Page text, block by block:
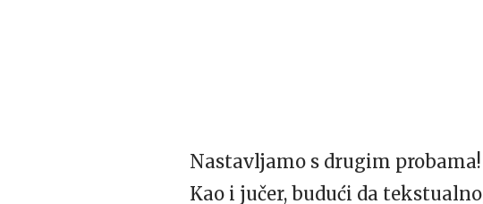
Nastavljamo s drugim
Kao i jučer, budući da